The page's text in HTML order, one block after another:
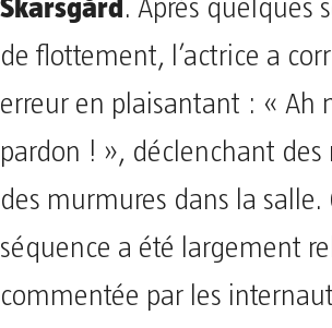
Skarsgård. Après quelques
de flottement, l’actrice a
erreur en plaisantant : « Ah
pardon ! », déclenchant des
des murmures dans la salle.
séquence a été largement
commentée par les